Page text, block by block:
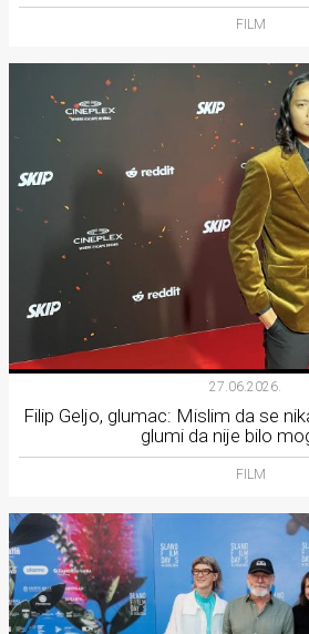
FILM
27.06.2026.
Filip Geljo, glumac: Mislim da se
glumi da nije bilo
FILM